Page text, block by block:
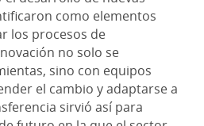
como elementos
los procesos de
no solo se
sino con equipos
el cambio y adaptarse a
sirvió así para